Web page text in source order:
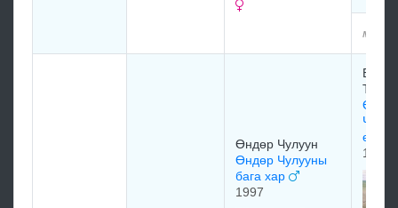
Өндөр Чулуун
Өндөр Чулууны
бага хар
1997
1988